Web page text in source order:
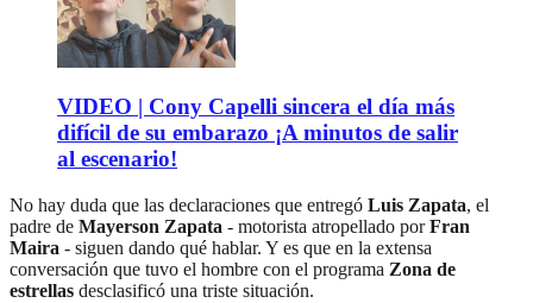
VIDEO | Cony Capelli sincera el día más
difícil de su embarazo ¡A minutos de salir
al escenario!
No hay duda que las declaraciones que entregó Luis Zapata, el
padre de Mayerson Zapata - motorista atropellado porFran
Maira - siguen dando qué hablar. Y es que en la extensa
conversación que tuvo el hombre con el programa Zona de
estrellas desclasificó una triste situación.